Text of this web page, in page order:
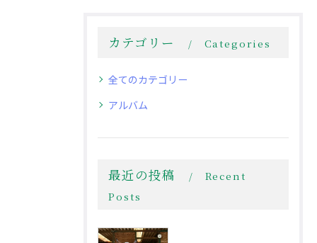
カテゴリー Categories
全てのカテゴリー
アルバム
最近の投稿
Recent
Posts